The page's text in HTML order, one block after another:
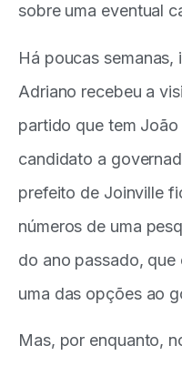
sobre uma eventual
Há poucas
Adriano recebeu a
partido que tem
candidato a
prefeito de Joinville
números de uma
do ano passado,
uma das opções ao
Mas, por enquanto,